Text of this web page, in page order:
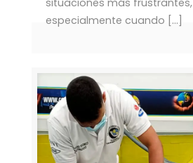
situaciones más frustrantes,
especialmente cuando […]